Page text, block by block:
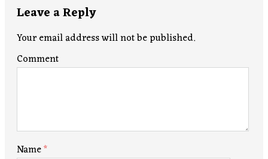
Leave a Reply
Your email address will not be published.
Comment
Name*